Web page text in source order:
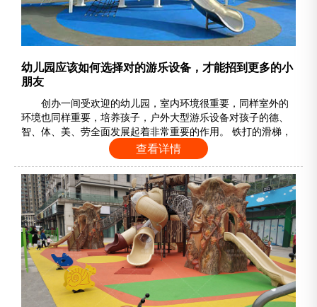
幼儿园应该如何选择对的游乐设备，才能招到更多的小
朋友
创办一间受欢迎的幼儿园，室内环境很重要，同样室外的
环境也同样重要，培养孩子，户外大型游乐设备对孩子的德、
智、体、美、劳全面发展起着非常重要的作用。 铁打的滑梯，
流水的童年。滑梯可以说承载了一代又一代人的童年记忆，儿
童对于滑梯的兴趣并没有随着时代的变迁而减弱。组合滑梯功
能是根据小朋友喜欢钻、爬、滑……
查看详情